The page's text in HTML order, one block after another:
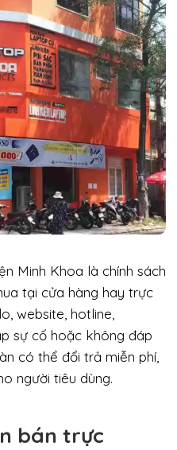
Minh Khoa là chính sách
tại cửa hàng hay trực
website, hotline,
sự cố hoặc không đáp
có thể đổi trả miễn phí,
người tiêu dùng.
bán trực